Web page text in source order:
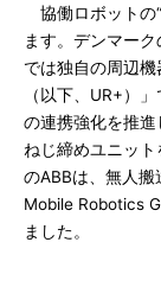
協働ロボットの
ます。デンマー
では独自の周辺
（以下、UR+）
の連携強化を推
ねじ締めユニッ
のABBは、無人搬
Mobile Robotics
ました。